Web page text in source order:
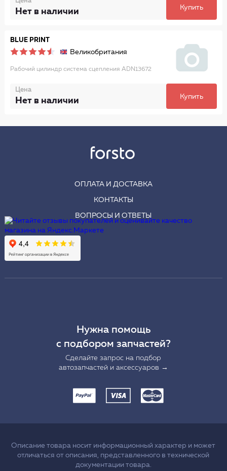
Нет в наличии Купить
BLUE PRINT
Великобритания
Рабочий цилиндр система сцепления ADN13672
Цена
Нет в наличии Купить
ОПЛАТА И ДОСТАВКА
КОНТАКТЫ
ВОПРОСЫ И ОТВЕТЫ
Нужна помощь
с подбором запчастей?
Сделайте запрос на подбор
автозапчастей и аксессуаров →
Описание товара носит информационный характер и может
отличаться от описания, представленного в технической
документации товара.